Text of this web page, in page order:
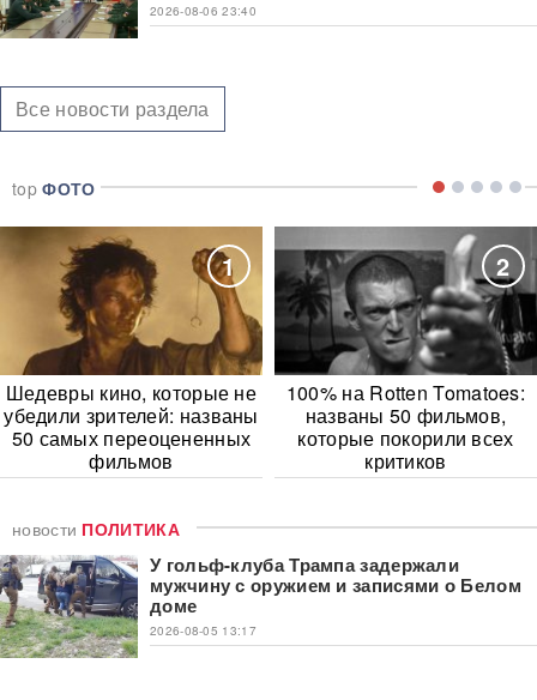
2026-08-06 23:40
Все новости раздела
topФОТО
1
Шедевры кино, которые не
убедили зрителей: названы
50 самых переоцененных
фильмов
2
100% на Rotten Tomatoes:
названы 50 фильмов,
которые покорили всех
критиков
новости ПОЛИТИКА
У гольф-клуба Трампа задержали
мужчину с оружием и записями о Белом
доме
2026-08-05 13:17